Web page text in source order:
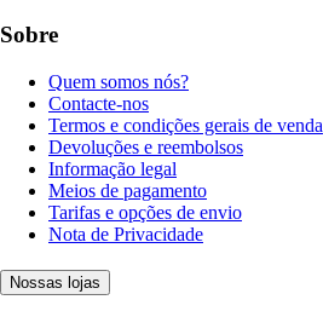
Sobre
Quem somos nós?
Contacte-nos
Termos e condições gerais de venda
Devoluções e reembolsos
Informação legal
Meios de pagamento
Tarifas e opções de envio
Nota de Privacidade
Nossas lojas